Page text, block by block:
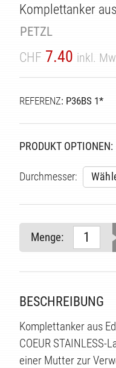
Komplettanker
PETZL
CHF 7.40 inkl.
REFERENZ: P36BS 1*
PRODUKT OPTIONEN:
Durchmesser:
Menge:
BESCHREIBUNG
Komplettanker aus
COEUR STAINLESS-
einer Mutter zur